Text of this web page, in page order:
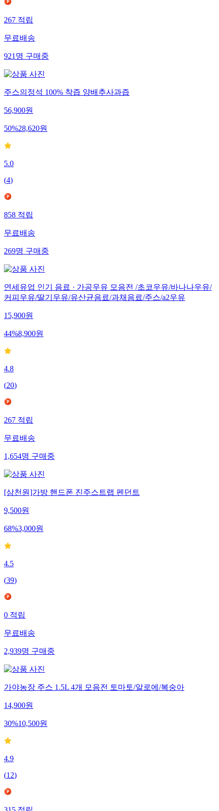
267적립
무료배송
921명구매중
주스의정석 100% 착즙 양배추사과즙
56,900원
50%28,620원
5.0
(4)
858적립
무료배송
269명구매중
연세유업 인기 음료 · 가공우유 모음전 /초코우유/바나나우유/
커피우유/딸기우유/유산균음료/과채음료/주스/a2우유
15,900원
44%8,900원
4.8
(20)
267적립
무료배송
1,654명구매중
[삼천원]가방 핸드폰 진주스트랩 펜던트
9,500원
68%3,000원
4.5
(39)
0적립
무료배송
2,939명구매중
가야농장 주스 1.5L 4개 모음전 토마토/알로에/복숭아
14,900원
30%10,500원
4.9
(12)